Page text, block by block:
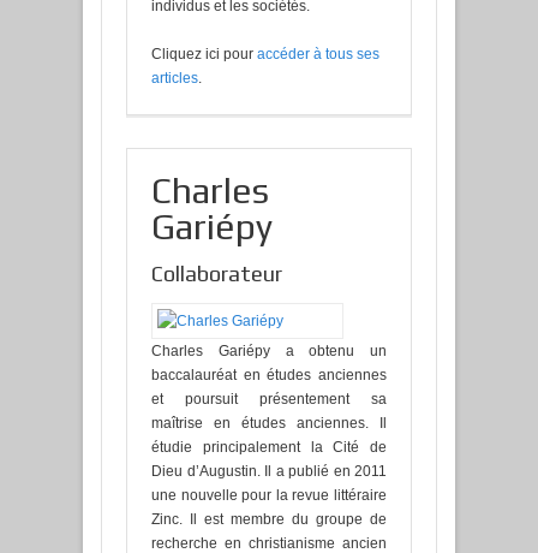
individus et les sociétés.
Cliquez ici pour accéder à tous ses
articles.
Charles
Gariépy
Collaborateur
Charles Gariépy a obtenu un
baccalauréat en études anciennes
et poursuit présentement sa
maîtrise en études anciennes. Il
étudie principalement la Cité de
Dieu d’Augustin. Il a publié en 2011
une nouvelle pour la revue littéraire
Zinc. Il est membre du groupe de
recherche en christianisme ancien